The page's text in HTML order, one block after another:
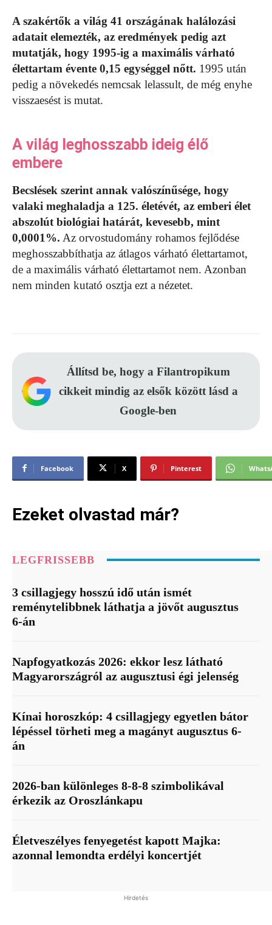
A szakértők a világ 41 országának halálozási
adatait elemezték, az eredmények pedig azt
mutatják, hogy 1995-ig a maximális várható
élettartam évente 0,15 egységgel nőtt. 1995 után
pedig a növekedés nemcsak lelassult, de még enyhe
visszaesést is mutat.
A világ leghosszabb ideig élő
embere
Becslések szerint annak valószínűsége, hogy
valaki meghaladja a 125. életévét, az emberi élet
abszolút biológiai határát, kevesebb, mint
0,0001%. Az orvostudomány rohamos fejlődése
meghosszabbíthatja az átlagos várható élettartamot,
de a maximális várható élettartamot nem. Azonban
nem minden kutató osztja ezt a nézetet.
Állítsd be, hogy a Filantropikum
cikkeit mindig az elsők között lásd a
Google-ben
Facebook X Pinterest
Ezeket olvastad már?
LEGFRISSEBB
3 csillagjegy hosszú idő után ismét
reménytelibbnek láthatja a jövőt augusztus
6-án
Napfogyatkozás 2026: ekkor lesz látható
Magyarországról az augusztusi égi jelenség
Kínai horoszkóp: 4 csillagjegy egyetlen bátor
lépéssel törheti meg a magányt augusztus 6-
án
2026-ban különleges 8-8-8 szimbolikával
érkezik az Oroszlánkapu
Életveszélyes fenyegetést kapott Majka:
azonnal lemondta erdélyi koncertjét
Hirdetés